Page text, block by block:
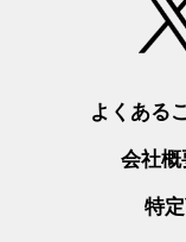
よくある
会社概
特